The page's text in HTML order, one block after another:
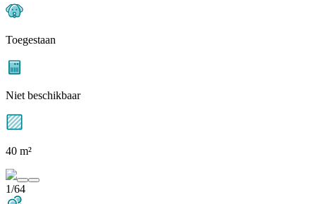
Toegestaan
Niet beschikbaar
40 m²
1/64